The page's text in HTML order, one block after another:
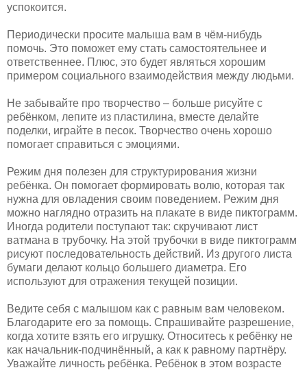
успокоится.
Периодически просите малыша вам в чём-нибудь
помочь. Это поможет ему стать самостоятельнее и
ответственнее. Плюс, это будет являться хорошим
примером социального взаимодействия между людьми.
Не забывайте про творчество – больше рисуйте с
ребёнком, лепите из пластилина, вместе делайте
поделки, играйте в песок. Творчество очень хорошо
помогает справиться с эмоциями.
Режим дня полезен для структурирования жизни
ребёнка. Он помогает формировать волю, которая так
нужна для овладения своим поведением. Режим дня
можно наглядно отразить на плакате в виде пиктограмм.
Иногда родители поступают так: скручивают лист
ватмана в трубочку. На этой трубочки в виде пиктограмм
рисуют последовательность действий. Из другого листа
бумаги делают кольцо большего диаметра. Его
используют для отражения текущей позиции.
Ведите себя с малышом как с равным вам человеком.
Благодарите его за помощь. Спрашивайте разрешение,
когда хотите взять его игрушку. Относитесь к ребёнку не
как начальник-подчинённый, а как к равному партнёру.
Уважайте личность ребёнка. Ребёнок в этом возрасте